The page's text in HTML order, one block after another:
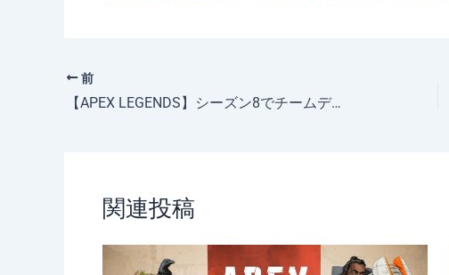
前
【APEX LEGENDS】シーズン8でチームデスマッチが来るかもしれない
関連投稿